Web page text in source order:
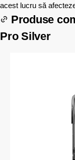
acest lucru să
Produse
Pro Silver